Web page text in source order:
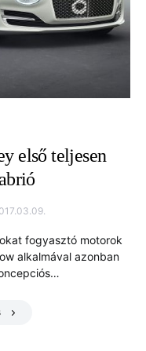
első teljesen
fogyasztó motorok
alkalmával azonban